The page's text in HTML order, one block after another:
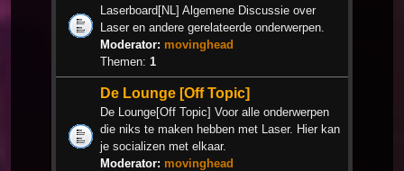
Laserboard[NL] Algemene Discussie over
Laser en andere gerelateerde onderwerpen.
Moderator: movinghead
Themen: 1
De Lounge [Off Topic]
De Lounge[Off Topic] Voor alle onderwerpen
die niks te maken hebben met Laser. Hier kan
je socializen met elkaar.
Moderator: movinghead